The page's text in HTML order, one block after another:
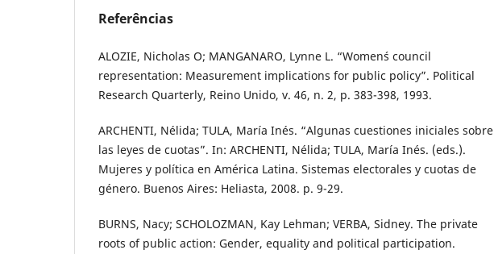
Referências
ALOZIE, Nicholas O; MANGANARO, Lynne L. “Women´s council
representation: Measurement implications for public policy”. Political
Research Quarterly, Reino Unido, v. 46, n. 2, p. 383-398, 1993.
ARCHENTI, Nélida; TULA, María Inés. “Algunas cuestiones iniciales sobre
las leyes de cuotas”. In: ARCHENTI, Nélida; TULA, María Inés. (eds.).
Mujeres y política en América Latina. Sistemas electorales y cuotas de
género. Buenos Aires: Heliasta, 2008. p. 9-29.
BURNS, Nacy; SCHOLOZMAN, Kay Lehman; VERBA, Sidney. The private
roots of public action: Gender, equality and political participation.